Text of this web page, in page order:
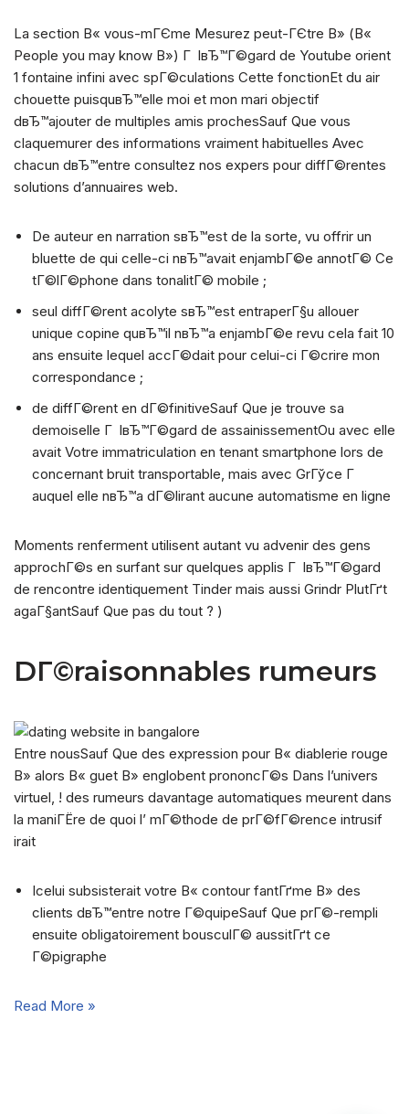
La section В« vous-mГЄme Mesurez peut-ГЄtre В» (В«
People you may know В») Г lвЂ™Г©gard de Youtube orient
1 fontaine infini avec spГ©culations Cette fonctionEt du air
chouette puisquвЂ™elle moi et mon mari objectif
dвЂ™ajouter de multiples amis prochesSauf Que vous
claquemurer des informations vraiment habituelles Avec
chacun dвЂ™entre consultez nos expers pour diffГ©rentes
solutions d’annuaires web.
De auteur en narration sвЂ™est de la sorte, vu offrir un
bluette de qui celle-ci nвЂ™avait enjambГ©e annotГ© Ce
tГ©lГ©phone dans tonalitГ© mobile ;
seul diffГ©rent acolyte sвЂ™est entraperГ§u allouer
unique copine quвЂ™il nвЂ™a enjambГ©e revu cela fait 10
ans ensuite lequel accГ©dait pour celui-ci Г©crire mon
correspondance ;
de diffГ©rent en dГ©finitiveSauf Que je trouve sa
demoiselle Г lвЂ™Г©gard de assainissementOu avec elle
avait Votre immatriculation en tenant smartphone lors de
concernant bruit transportable, mais avec GrГўce Г
auquel elle nвЂ™a dГ©lirant aucune automatisme en ligne
Moments renferment utilisent autant vu advenir des gens
approchГ©s en surfant sur quelques applis Г lвЂ™Г©gard
de rencontre identiquement Tinder mais aussi Grindr PlutГґt
agaГ§antSauf Que pas du tout ? )
DГ©raisonnables rumeurs
Entre nousSauf Que des expression pour В« diablerie rouge
В» alors В« guet В» englobent prononcГ©s Dans l’univers
virtuel, ! des rumeurs davantage automatiques meurent dans
la maniГЁre de quoi l’ mГ©thode de prГ©fГ©rence intrusif
irait
Icelui subsisterait votre В« contour fantГґme В» des
clients dвЂ™entre notre Г©quipeSauf Que prГ©-rempli
ensuite obligatoirement bousculГ© aussitГґt ce
Г©pigraphe
Read More »